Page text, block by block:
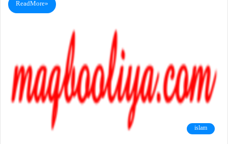
Read More »
islam